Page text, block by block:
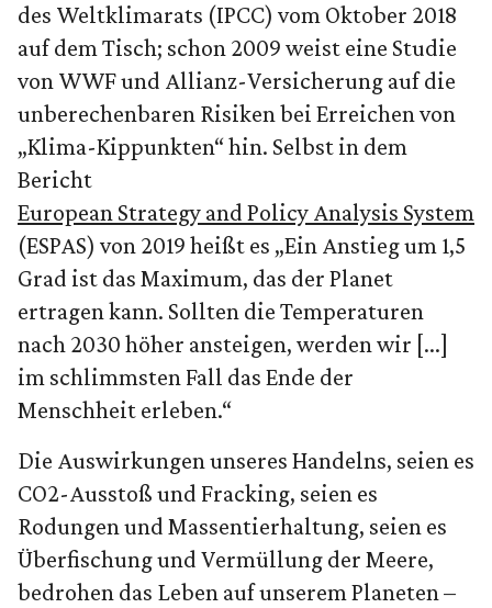
des Weltklimarats (IPCC) vom Oktober 2018
auf dem Tisch; schon 2009 weist eine Studie
von WWF und Allianz-Versicherung auf die
unberechenbaren Risiken bei Erreichen von
„Klima-Kippunkten“ hin. Selbst in dem
Bericht
European Strategy and Policy Analysis System
(ESPAS) von 2019 heißt es „Ein Anstieg um 1,5
Grad ist das Maximum, das der Planet
ertragen kann. Sollten die Temperaturen
nach 2030 höher ansteigen, werden wir [...]
im schlimmsten Fall das Ende der
Menschheit erleben.“
Die Aus­wirkungen unseres Handelns, seien es
CO2-Ausstoß und Fracking, seien es
Rodungen und Massentierhaltung, seien es
Überfischung und Vermüllung der Meere,
bedrohen das Leben auf unserem Planeten –